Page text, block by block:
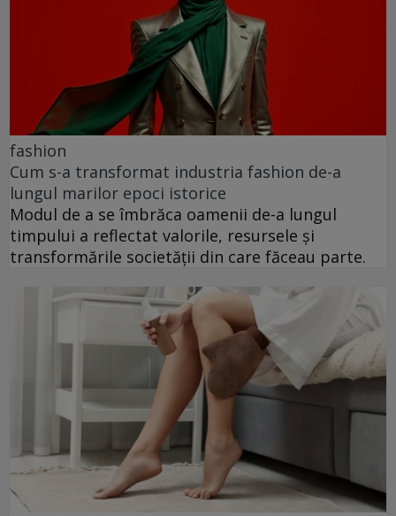
fashion
Cum s-a transformat industria fashion de-a
lungul marilor epoci istorice
Modul de a se îmbrăca oamenii de-a lungul
timpului a reflectat valorile, resursele și
transformările societății din care făceau parte.